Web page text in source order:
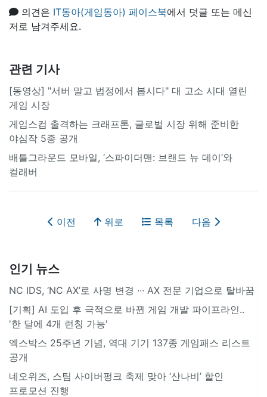
의견은 IT동아(게임동아) 페이스북에서 덧글 또는 메신
저로 남겨주세요.
관련 기사
[동영상] "서버 말고 법정에서 봅시다" 대 고소 시대 열린
게임 시장
게임스컴 출격하는 크래프톤, 글로벌 시장 위해 준비한
야심작 5종 공개
배틀그라운드 모바일, ‘스파이더맨: 브랜드 뉴 데이’와
컬래버
이전 위로 목록 다음
인기 뉴스
NC IDS, ‘NC AX’로 사명 변경 ∙∙∙ AX 전문 기업으로 탈바꿈
[기획] AI 도입 후 극적으로 바뀐 게임 개발 파이프라인..
'한 달에 4개 런칭 가능'
엑스박스 25주년 기념, 역대 기기 137종 게임패스 리스트
공개
네오위즈, 스팀 사이버펑크 축제 맞아 ‘산나비’ 할인
프로모션 진행